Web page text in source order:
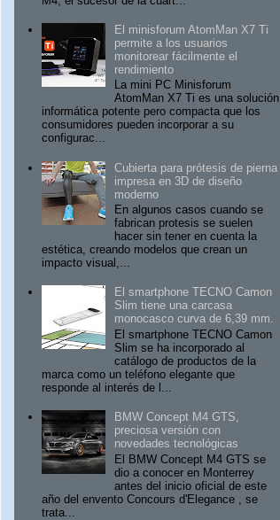
El minisforum AtomMan X7 Ti
permite a los usuarios
monitorear fácilmente el
rendimiento
La mini PC Minisforum
AtomMan X7 Ti es una solución
informática potente pero compacta que los
consumidores pueden incorporar a su
configurac...
Cubierta para prótesis de pierna
impresa en 3D de diseño
moderno
En algunos casos cuando se
fabrican protesis se suelen
hacer sin tener en cuenta la
estética, creando modelos que crean un
impacto visual,...
El smartphone TECNO Camon
Slim tiene una carcasa
monocasco curva de 6,39 mm.
El smartphone TECNO Camon
Slim se ha incorporado al
catálogo de productos de la
marca como un teléfono elegante que
responde al interés de l...
BMW Concept M4 GTS,
preciosa versión con
novedades tecnológicas
El BMW Concept M4 GTS se
dio a conocer en Monterrey
antes del inicio oficial de este
año del envento Concours d'Elegance , se
trata...